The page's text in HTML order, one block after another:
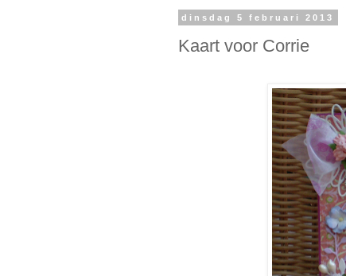
dinsdag 5 februari 2013
Kaart voor Corrie